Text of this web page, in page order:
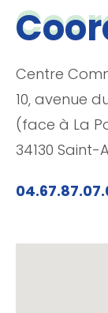
Centre
10, avenue
(face à La
34130 Saint-